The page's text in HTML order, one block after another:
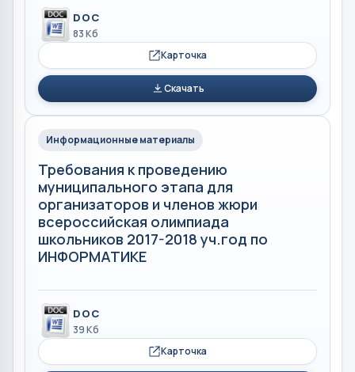
DOC
83 Кб
Карточка
Скачать
Информационные материалы
Требования к проведению
муниципального этапа для
организаторов и членов жюри
всероссийская олимпиада
школьников 2017-2018 уч.год по
ИНФОРМАТИКЕ
DOC
39 Кб
Карточка